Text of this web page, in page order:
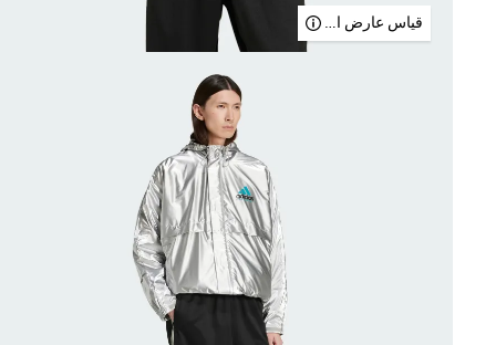
قياس عارض الأزياء